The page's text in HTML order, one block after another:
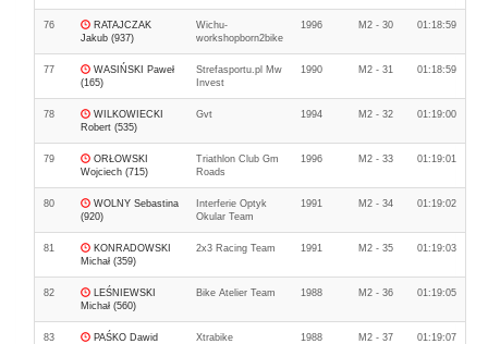
76
RATAJCZAK
Jakub (937)
Wichu-
workshopborn2bike
1996 M2 - 30 01:18:59
77
WASIŃSKI Paweł
(165)
Strefasportu.pl Mw
Invest
1990 M2 - 31 01:18:59
78
WILKOWIECKI
Robert (535)
Gvt 1994 M2 - 32 01:19:00
79
ORŁOWSKI
Wojciech (715)
Triathlon Club Gm
Roads
1996 M2 - 33 01:19:01
80
WOLNY Sebastina
(920)
Interferie Optyk
Okular Team
1991 M2 - 34 01:19:02
81
KONRADOWSKI
Michał (359)
2x3 Racing Team 1991 M2 - 35 01:19:03
82
LEŚNIEWSKI
Michał (560)
Bike Atelier Team 1988 M2 - 36 01:19:05
83
PAŚKO Dawid
Xtrabike
1988 M2 - 37 01:19:07